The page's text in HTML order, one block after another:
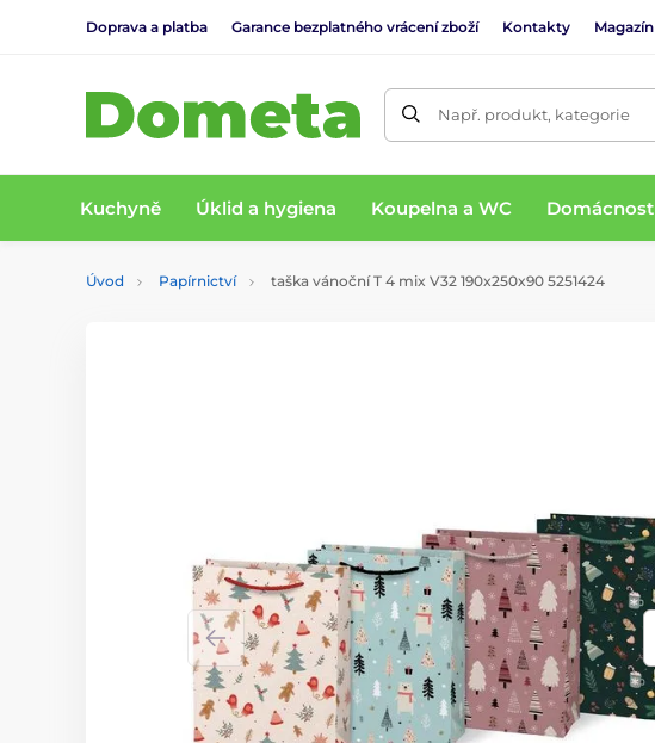
Doprava a platba Garance bezplatného vrácení zboží Kontakty Magazín
Např. produkt, kategorie
Kuchyně Úklid a hygiena Koupelna a WC Domácnost
Úvod Papírnictví taška vánoční T 4 mix V32 190x250x90 5251424